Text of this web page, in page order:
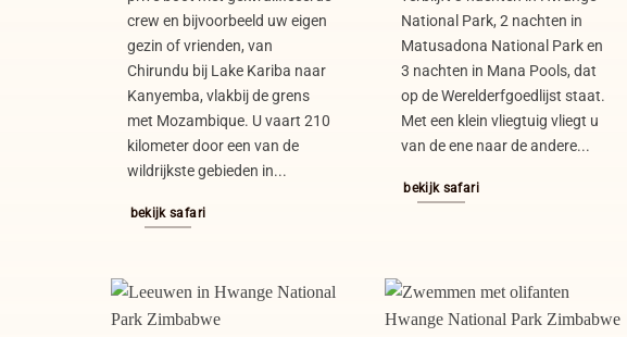
crew en bijvoorbeeld uw eigen
gezin of vrienden, van
Chirundu bij Lake Kariba naar
Kanyemba, vlakbij de grens
met Mozambique. U vaart 210
kilometer door een van de
wildrijkste gebieden in...
bekijk safari
National Park, 2 nachten in
Matusadona National Park en
3 nachten in Mana Pools, dat
op de Werelderfgoedlijst staat.
Met een klein vliegtuig vliegt u
van de ene naar de andere...
bekijk safari